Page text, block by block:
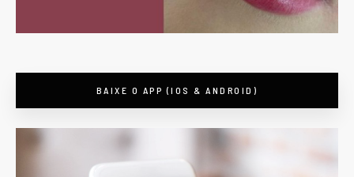
BAIXE O APP (IOS & ANDROID)